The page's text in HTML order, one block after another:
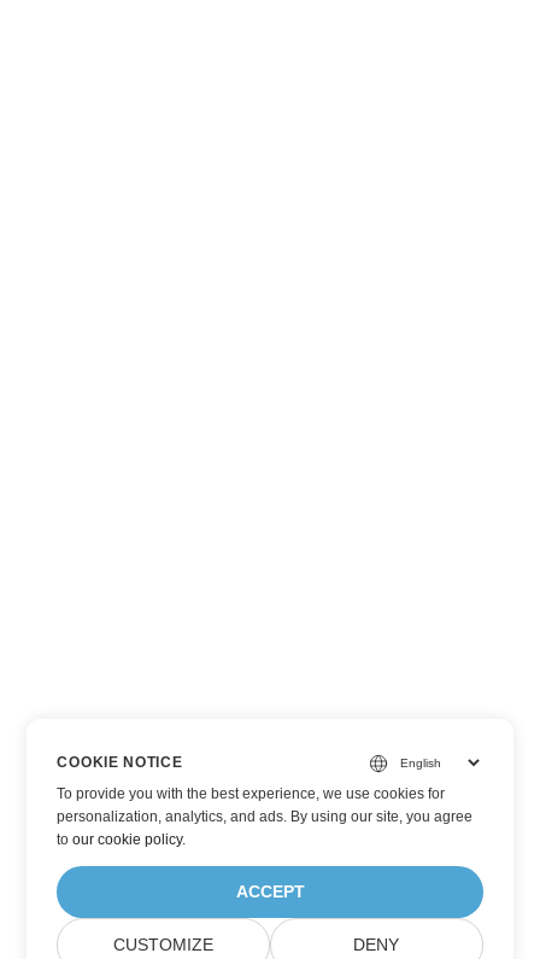
COOKIE NOTICE
To provide you with the best experience, we use cookies for
personalization, analytics, and ads. By using our site, you agree
toour cookie policy.
ACCEPT
CUSTOMIZE DENY